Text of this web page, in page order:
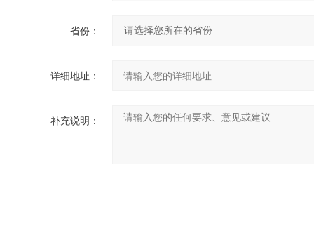
省份：
详细地址：
补充说明：